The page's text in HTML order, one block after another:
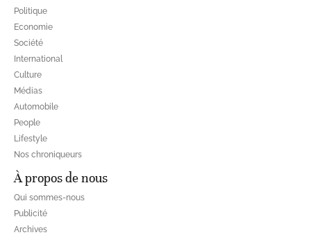
Politique
Economie
Société
International
Culture
Médias
Automobile
People
Lifestyle
Nos chroniqueurs
À propos de nous
Qui sommes-nous
Publicité
Archives